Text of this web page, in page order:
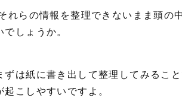
れらの情報を整理できないまま頭の
でしょうか。
ずは紙に書き出して整理してみるこ
起こしやすいですよ。